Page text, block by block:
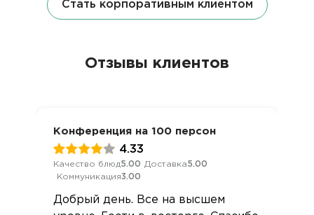
Стать корпоративным клиентом
Отзывы клиентов
Конференция на 100 персон
4.33
Качество блюд5.00 Доставка5.00
Коммуникация3.00
Добрый день. Все на высшем